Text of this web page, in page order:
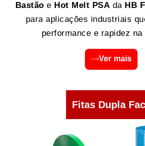
Bastão e Hot Melt PSA da HB
para aplicações industriais
performance e rapidez na
Ver mais
Fitas Dupla